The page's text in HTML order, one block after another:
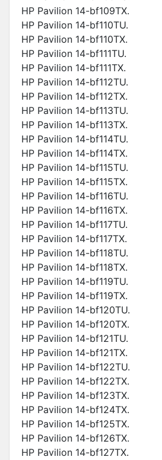
HP Pavilion 14-bf109TX.
HP Pavilion 14-bf110TU.
HP Pavilion 14-bf110TX.
HP Pavilion 14-bf111TU.
HP Pavilion 14-bf111TX.
HP Pavilion 14-bf112TU.
HP Pavilion 14-bf112TX.
HP Pavilion 14-bf113TU.
HP Pavilion 14-bf113TX.
HP Pavilion 14-bf114TU.
HP Pavilion 14-bf114TX.
HP Pavilion 14-bf115TU.
HP Pavilion 14-bf115TX.
HP Pavilion 14-bf116TU.
HP Pavilion 14-bf116TX.
HP Pavilion 14-bf117TU.
HP Pavilion 14-bf117TX.
HP Pavilion 14-bf118TU.
HP Pavilion 14-bf118TX.
HP Pavilion 14-bf119TU.
HP Pavilion 14-bf119TX.
HP Pavilion 14-bf120TU.
HP Pavilion 14-bf120TX.
HP Pavilion 14-bf121TU.
HP Pavilion 14-bf121TX.
HP Pavilion 14-bf122TU.
HP Pavilion 14-bf122TX.
HP Pavilion 14-bf123TX.
HP Pavilion 14-bf124TX.
HP Pavilion 14-bf125TX.
HP Pavilion 14-bf126TX.
HP Pavilion 14-bf127TX.